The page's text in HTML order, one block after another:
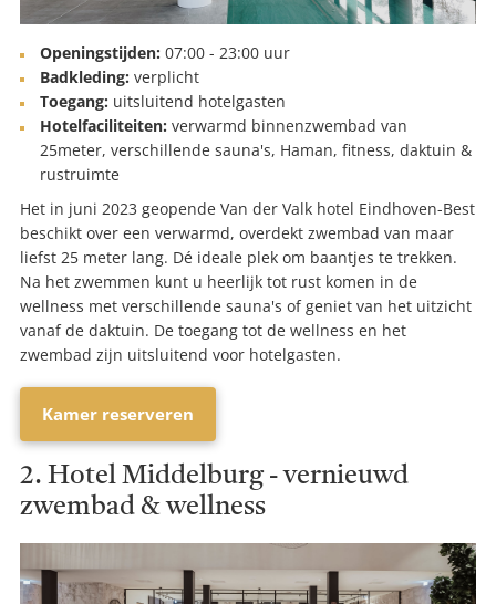
Openingstijden: 07:00 - 23:00 uur
Badkleding: verplicht
Toegang: uitsluitend hotelgasten
Hotelfaciliteiten: verwarmd binnenzwembad van
25meter, verschillende sauna's, Haman, fitness, daktuin &
rustruimte
Het in juni 2023 geopende Van der Valk hotel Eindhoven-Best
beschikt over een verwarmd, overdekt zwembad van maar
liefst 25 meter lang. Dé ideale plek om baantjes te trekken.
Na het zwemmen kunt u heerlijk tot rust komen in de
wellness met verschillende sauna's of geniet van het uitzicht
vanaf de daktuin. De toegang tot de wellness en het
zwembad zijn uitsluitend voor hotelgasten.
Kamer reserveren
2. Hotel Middelburg - vernieuwd
zwembad & wellness